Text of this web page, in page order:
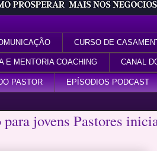
CURSO DE
E MENTORIA COACHING CANAL
PASTOR EPÍSODIOS PODCAST
para jovens Pastores